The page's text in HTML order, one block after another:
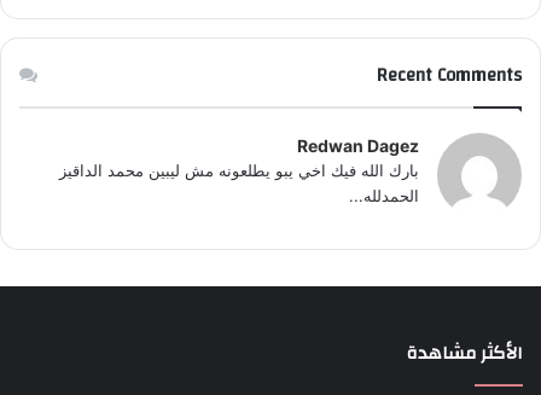
Recent Comments
Redwan Dagez
بارك الله فيك اخي يبو يطلعونه مش ليبين محمد الداقيز
الحمدلله...
الأكثر مشاهدة